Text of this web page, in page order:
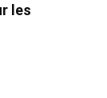
les